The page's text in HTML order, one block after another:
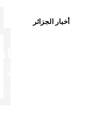
أخبار الجزائر